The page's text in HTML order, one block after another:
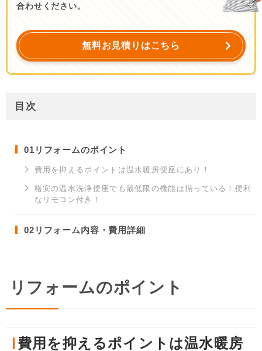
合わせください。
無料お見積りはこちら
目次
01 リフォームのポイント
費用を抑えるポイントは温水暖房便座にあり！
格安の温水洗浄便座でも最低限の機能は揃っている！便利
なリモコン付き！
02 リフォーム内容・費用詳細
リフォームのポイント
費用を抑えるポイントは温水暖房